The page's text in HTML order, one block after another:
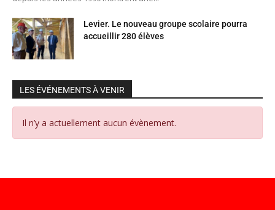
Levier. Le nouveau groupe scolaire pourra
accueillir 280 élèves
LES ÉVÉNEMENTS À VENIR
Il n’y a actuellement aucun évènement.